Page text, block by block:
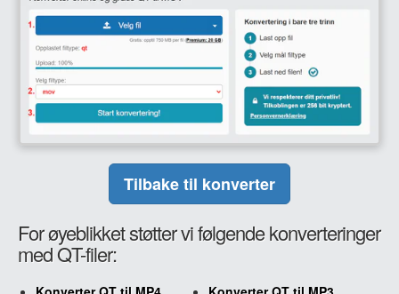
Tilbake til konverter
For øyeblikket støtter vi følgende konverteringer
med QT-filer: